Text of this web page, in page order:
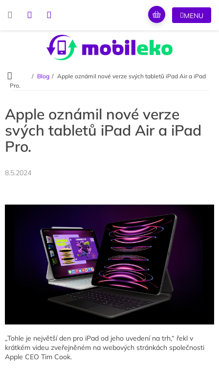
Domů
Blog
Apple oznámil nové verze svých tabletů iPad Air a iPad
Pro.
Apple oznámil nové verze
svých tabletů iPad Air a iPad
Pro.
8.5.2024
„Tohle je největší den pro iPad od jeho uvedení na trh,“ řekl v
krátkém videu zveřejněném na webových stránkách společnosti
Apple CEO Tim Cook.